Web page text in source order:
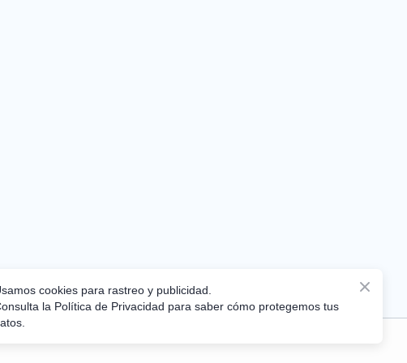
cookies para rastreo y publicidad.
la Política de Privacidad para saber cómo protegemos tus